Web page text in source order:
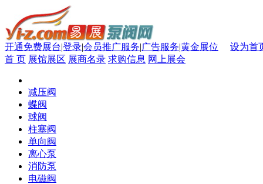
开通免费展台|登录|会员推广服务|广告服务|黄金展位
设为首
首 页 展馆展区 展商名录 求购信息 网上展会
减压阀
蝶阀
球阀
柱塞阀
单向阀
离心泵
消防泵
电磁阀